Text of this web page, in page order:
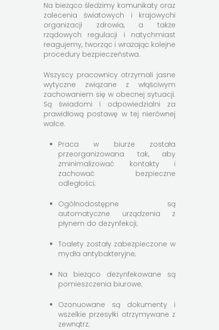
Na bieżąco śledzimy komunikaty oraz
zalecenia światowych i krajowychi
organizacji zdrowia, a także
rządowych regulacji i natychmiast
reagujemy, tworząc i wrażając kolejne
procedury bezpieczeństwa.
Wszyscy pracownicy otrzymali jasne
wytyczne związane z włąściwym
zachowaniem się w obecnej sytuacji.
Są świadomi i odpowiedzialni za
prawidłową postawę w tej nierównej
walce.
Praca w biurze została
przeorganizowana tak, aby
zminimalizować kontakty i
zachować bezpieczne
odległości;
Ogólnodostępne są
automatyczne urządzenia z
płynem do dezynfekcji;
Toalety zostały zabezpieczone w
mydła antybakteryjne;
Na bieżąco dezynfekowane są
pomieszczenia biurowe;
Ozonuowane są dokumenty i
wszelkie przesyłki otrzymywane z
zewnątrz;